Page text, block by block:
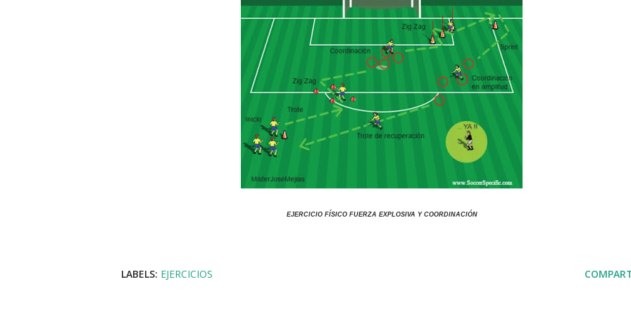
EJERCICIO FÍSICO FUERZA EXPLOSIVA Y COORDINACIÓN
LABELS: EJERCICIOS